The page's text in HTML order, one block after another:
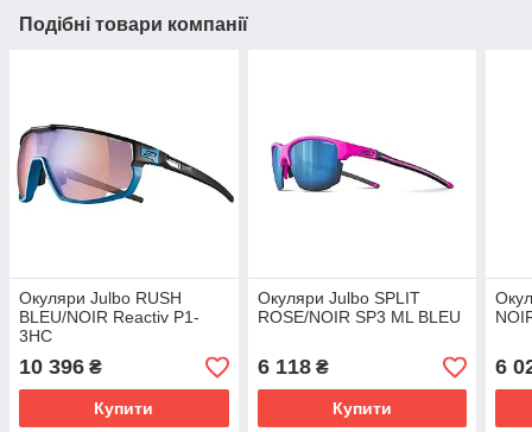
Подібні товари компанії
Окуляри Julbo RUSH
BLEU/NOIR Reactiv P1-
3HC
10 396 ₴
Купити
Окуляри Julbo SPLIT
ROSE/NOIR SP3 ML BLEU
6 118₴
Купити
6